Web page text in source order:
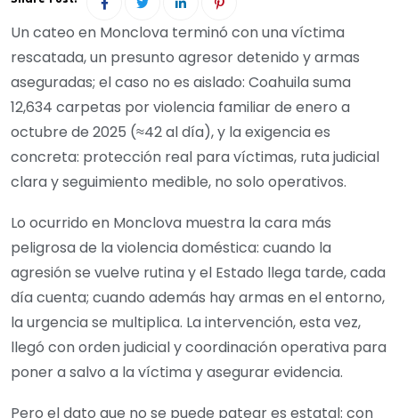
Un cateo en Monclova terminó con una víctima
rescatada, un presunto agresor detenido y armas
aseguradas; el caso no es aislado: Coahuila suma
12,634 carpetas por violencia familiar de enero a
octubre de 2025 (≈42 al día), y la exigencia es
concreta: protección real para víctimas, ruta judicial
clara y seguimiento medible, no solo operativos.
Lo ocurrido en Monclova muestra la cara más
peligrosa de la violencia doméstica: cuando la
agresión se vuelve rutina y el Estado llega tarde, cada
día cuenta; cuando además hay armas en el entorno,
la urgencia se multiplica. La intervención, esta vez,
llegó con orden judicial y coordinación operativa para
poner a salvo a la víctima y asegurar evidencia.
Pero el dato que no se puede patear es estatal: con